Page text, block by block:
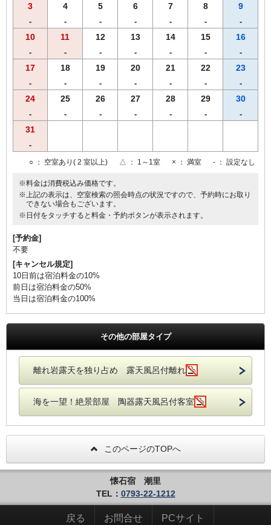
3
-
4
-
5
-
6
-
7
-
8
-
9
-
10
-
11
-
12
-
13
-
14
-
15
-
16
-
17
-
18
-
19
-
20
-
21
-
22
-
23
-
24
-
25
-
26
-
27
-
28
-
29
-
30
-
31
-
○ ： 空室あり( 2 室以上) △ ： 1～1室 × ： 満室 - ： 設定なし
※料金は消費税込み価格です。
※上記の表示は、空室検索の照会時点の状況ですので、予約時にお取り
できない場合もございます。
※日付をタッチすると料金・予約ボタンが表示されます。
[予約金]
不要
[キャンセル規定]
10日前は宿泊料金の10%
前日は宿泊料金の50%
当日は宿泊料金の100%
その他の部屋タイプ
離れ岩露天を独り占め 露天風呂付離れ
海を一望！絶景部屋 陶器露天風呂付客室
このページのTOPへ
懐石宿 潮里
TEL： 0793-22-1212
戻る お問合せ PCサイト